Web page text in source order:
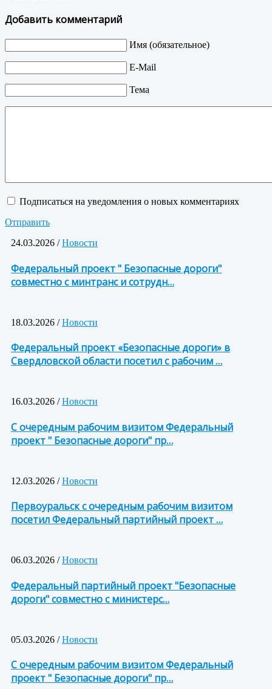
Добавить комментарий
Имя (обязательное)
E-Mail
Тема
Подписаться на уведомления о новых комментариях
Отправить
24.03.2026 /Новости
Федеральный проект " Безопасные дороги"
совместно с минтранс и сотрудн…
18.03.2026 /Новости
Федеральный проект «Безопасные дороги» в
Свердловской области посетил с рабочим …
16.03.2026 /Новости
С очередным рабочим визитом Федеральный
проект " Безопасные дороги" пр…
12.03.2026 /Новости
Первоуральск с очередным рабочим визитом
посетил Федеральный партийный проект …
06.03.2026 /Новости
Федеральный партийный проект "Безопасные
дороги" совместно с министерс…
05.03.2026 /Новости
С очередным рабочим визитом Федеральный
проект " Безопасные дороги" пр…